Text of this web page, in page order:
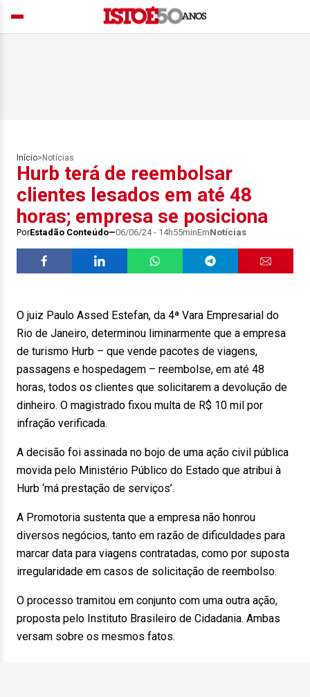
Início> Notícias
Hurb terá de reembolsar
clientes lesados em até 48
horas; empresa se posiciona
PorEstadão Conteúdo 06/06/24 - 14h55minEmNotícias
O juiz Paulo Assed Estefan, da 4ª Vara Empresarial do
Rio de Janeiro, determinou liminarmente que a empresa
de turismo Hurb – que vende pacotes de viagens,
passagens e hospedagem – reembolse, em até 48
horas, todos os clientes que solicitarem a devolução de
dinheiro. O magistrado fixou multa de R$ 10 mil por
infração verificada.
A decisão foi assinada no bojo de uma ação civil pública
movida pelo Ministério Público do Estado que atribui à
Hurb ‘má prestação de serviços’.
A Promotoria sustenta que a empresa não honrou
diversos negócios, tanto em razão de dificuldades para
marcar data para viagens contratadas, como por suposta
irregularidade em casos de solicitação de reembolso.
O processo tramitou em conjunto com uma outra ação,
proposta pelo Instituto Brasileiro de Cidadania. Ambas
versam sobre os mesmos fatos.